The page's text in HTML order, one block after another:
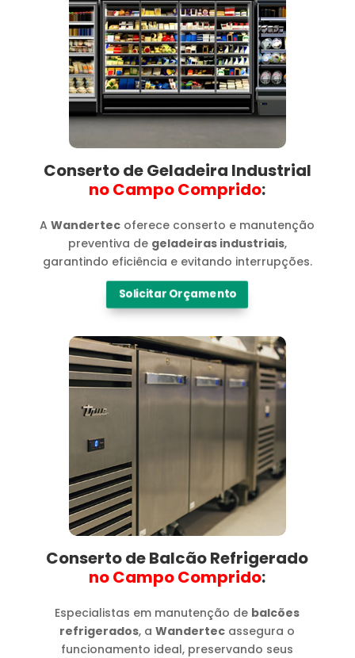
Conserto de Geladeira Industrial
no Campo Comprido​:
AWandertec oferece conserto e manutenção
preventiva de geladeiras industriais,
garantindo eficiência e evitando interrupções.
Solicitar Orçamento
Conserto de Balcão Refrigerado
no Campo Comprido​:
Especialistas em manutenção de balcões
refrigerados, aWandertec assegura o
funcionamento ideal, preservando seus